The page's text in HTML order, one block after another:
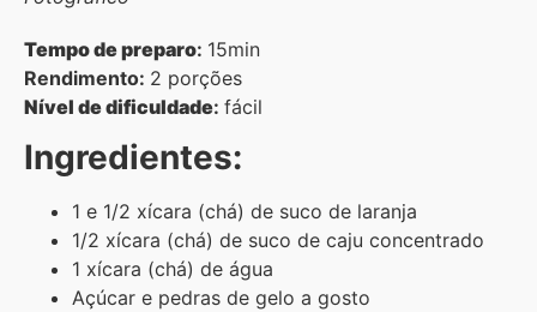
Tempo de preparo: 15min
Rendimento: 2 porções
Nível de dificuldade: fácil
Ingredientes:
1 e 1/2 xícara (chá) de suco de laranja
1/2 xícara (chá) de suco de caju concentrado
1 xícara (chá) de água
Açúcar e pedras de gelo a gosto